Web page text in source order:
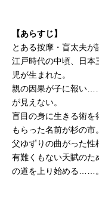
【あらすじ】
とある按摩・盲太夫
江戸時代の中頃、日本
児が生まれた。
親の因果が子に報い
が見えない。
盲目の身に生きる術を
もらった名前が杉の市。
父ゆずりの曲がった性
有難くもない天賦のた
の道を上り始める……。